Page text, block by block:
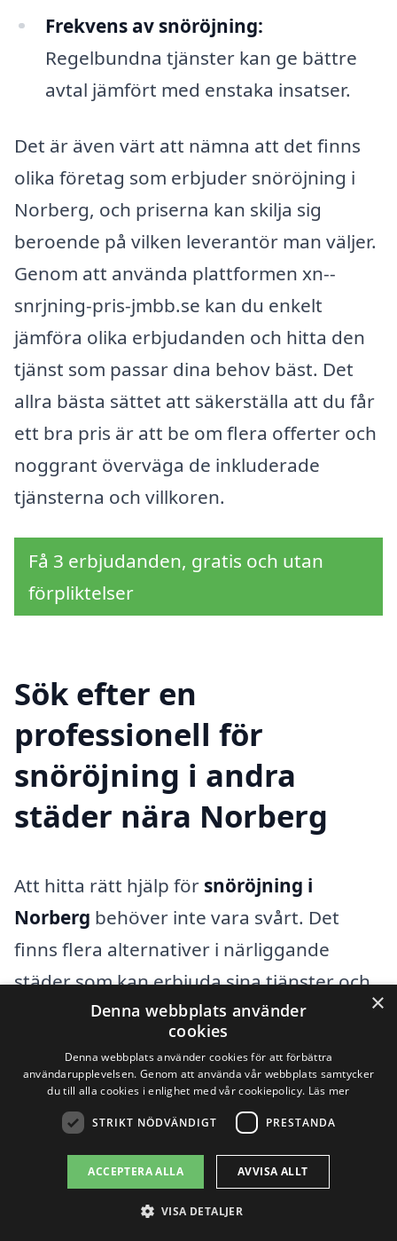
Frekvens av snöröjning:
Regelbundna tjänster kan ge bättre
avtal jämfört med enstaka insatser.
Det är även värt att nämna att det finns
olika företag som erbjuder snöröjning i
Norberg, och priserna kan skilja sig
beroende på vilken leverantör man väljer.
Genom att använda plattformen xn--
snrjning-pris-jmbb.se kan du enkelt
jämföra olika erbjudanden och hitta den
tjänst som passar dina behov bäst. Det
allra bästa sättet att säkerställa att du får
ett bra pris är att be om flera offerter och
noggrant överväga de inkluderade
tjänsterna och villkoren.
Få 3 erbjudanden, gratis och utan
förpliktelser
Sök efter en
professionell för
snöröjning i andra
städer nära Norberg
Att hitta rätt hjälp för snöröjning i
Norberg behöver inte vara svårt. Det
finns flera alternativer i närliggande
städer som kan erbjuda sina tjänster och
säkerställa att din driveway, trottoar eller
parkering hålls fri från snö och is. Genom
vår plattform, xn--snrjning-pris-jmbb.se,
kan du enkelt söka och jämföra olika
företag som är specialiserade på
snöröjning i ditt område. Här är några av
de städer som ligger i närheten av
×
Denna webbplats använder
cookies
Denna webbplats använder cookies för att förbättra
användarupplevelsen. Genom att använda vår webbplats samtycker
du till alla cookies i enlighet med vår cookiepolicy. Läs mer
STRIKT NÖDVÄNDIGT PRESTANDA
ACCEPTERA ALLA AVVISA ALLT
VISA DETALJER